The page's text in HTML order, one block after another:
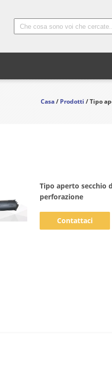
Casa/Prodotti/ Tipo
Tipo aperto secchio
perforazione
Contattaci